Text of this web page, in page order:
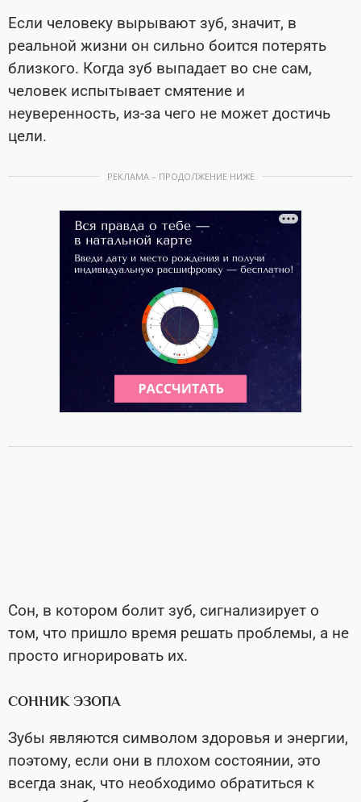
Если человеку вырывают зуб, значит, в
реальной жизни он сильно боится потерять
близкого. Когда зуб выпадает во сне сам,
человек испытывает смятение и
неуверенность, из-за чего не может достичь
цели.
РЕКЛАМА – ПРОДОЛЖЕНИЕ НИЖЕ
Сон, в котором болит зуб, сигнализирует о
том, что пришло время решать проблемы, а не
просто игнорировать их.
СОННИК ЭЗОПА
Зубы являются символом здоровья и энергии,
поэтому, если они в плохом состоянии, это
всегда знак, что необходимо обратиться к